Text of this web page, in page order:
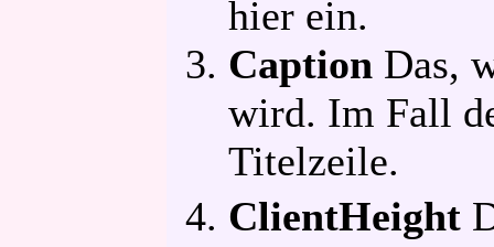
hier ein.
Caption Das,
wird. Im Fall
Titelzeile.
ClientHeight